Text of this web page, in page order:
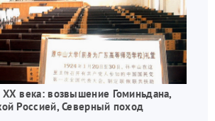
XX века: возвышение Гоминьдана,
Россией, Северный поход